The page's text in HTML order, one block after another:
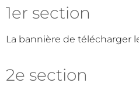
1er section
La bannière de télécharger
2e section